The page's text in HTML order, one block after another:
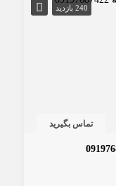
240 بازدید
تماس بگیرید